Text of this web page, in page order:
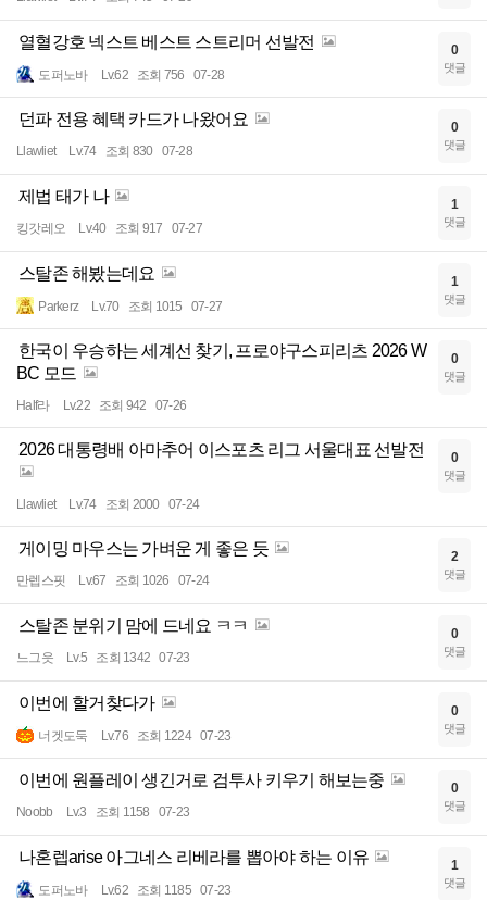
열혈강호 넥스트 베스트 스트리머 선발전
도퍼노바 Lv.62 조회 756 07-28
0
댓글
던파 전용 혜택 카드가 나왔어요
Llawliet Lv.74 조회 830 07-28
0
댓글
제법 태가 나
킹갓레오 Lv.40 조회 917 07-27
1
댓글
스탈존 해봤는데요
Parkerz Lv.70 조회 1015 07-27
1
댓글
한국이 우승하는 세계선 찾기, 프로야구스피리츠 2026 W
BC 모드
Half라 Lv.22 조회 942 07-26
0
댓글
2026 대통령배 아마추어 이스포츠 리그 서울대표 선발전
Llawliet Lv.74 조회 2000 07-24
0
댓글
게이밍 마우스는 가벼운 게 좋은 듯
만렙스핏 Lv.67 조회 1026 07-24
2
댓글
스탈존 분위기 맘에 드네요 ㅋㅋ
느그읏 Lv.5 조회 1342 07-23
0
댓글
이번에 할거찾다가
너겟도둑 Lv.76 조회 1224 07-23
0
댓글
이번에 원플레이 생긴거로 검투사 키우기 해보는중
Noobb Lv.3 조회 1158 07-23
0
댓글
나혼렙arise 아그네스 리베라를 뽑아야 하는 이유
도퍼노바 Lv.62 조회 1185 07-23
1
댓글